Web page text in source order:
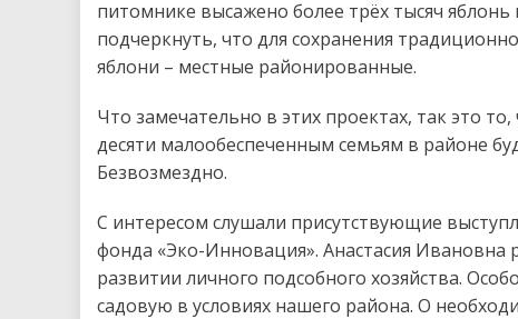
питомнике высажено более трёх тысяч
подчеркнуть, что для сохранения
яблони – местные районированные.
Что замечательно в этих проектах, так это
десяти малообеспеченным семьям в районе
Безвозмездно.
С интересом слушали присутствующие
фонда «Эко-Инновация». Анастасия Ивановна
развитии личного подсобного хозяйства.
садовую в условиях нашего района. О